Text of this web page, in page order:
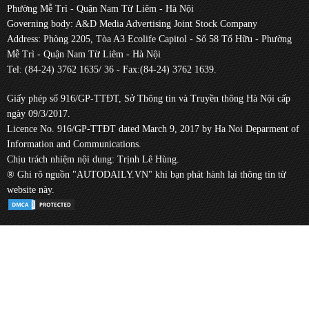
Phường Mễ Trì - Quận Nam Từ Liêm - Hà Nội
Governing body: A&D Media Advertising Joint Stock Company
Address: Phòng 2205, Tòa A3 Ecolife Capitol - Số 58 Tố Hữu - Phường
Mễ Trì - Quận Nam Từ Liêm - Hà Nội
Tel: (84-24) 3762 1635/ 36 - Fax:(84-24) 3762 1639.
Giấy phép số 916/GP-TTĐT, Sở Thông tin và Truyền thông Hà Nội cấp
ngày 09/3/2017.
Licence No. 916/GP-TTĐT dated March 9, 2017 by Ha Noi Deparment of
Information and Communications.
Chịu trách nhiệm nội dung: Trịnh Lê Hùng.
® Ghi rõ nguồn "AUTODAILY.VN" khi bạn phát hành lại thông tin từ
website này.